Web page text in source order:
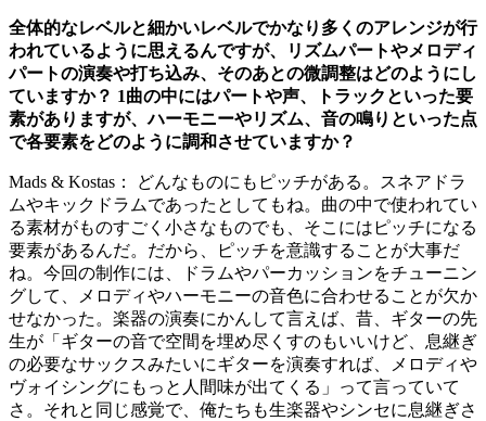
全体的なレベルと細かいレベルでかなり多くのアレンジが行
われているように思えるんですが、リズムパートやメロディ
パートの演奏や打ち込み、そのあとの微調整はどのようにし
ていますか？ 1曲の中にはパートや声、トラックといった要
素がありますが、ハーモニーやリズム、音の鳴りといった点
で各要素をどのように調和させていますか？
Mads & Kostas： どんなものにもピッチがある。スネアドラ
ムやキックドラムであったとしてもね。曲の中で使われてい
る素材がものすごく小さなものでも、そこにはピッチになる
要素があるんだ。だから、ピッチを意識することが大事だ
ね。今回の制作には、ドラムやパーカッションをチューニン
グして、メロディやハーモニーの音色に合わせることが欠か
せなかった。楽器の演奏にかんして言えば、昔、ギターの先
生が「ギターの音で空間を埋め尽くすのもいいけど、息継ぎ
の必要なサックスみたいにギターを演奏すれば、メロディや
ヴォイシングにもっと人間味が出てくる」って言っていて
さ。それと同じ感覚で、俺たちも生楽器やシンセに息継ぎさ